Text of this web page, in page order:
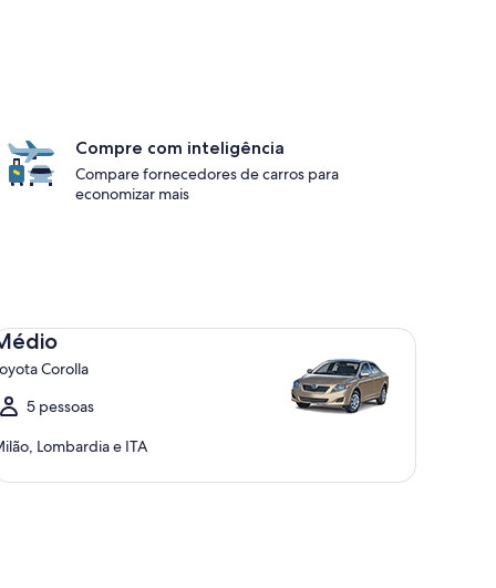
Compre com inteligência
Compare fornecedores de carros para
economizar mais
Corolla
5 pessoas
Lombardia e ITA
Toyota Corolla